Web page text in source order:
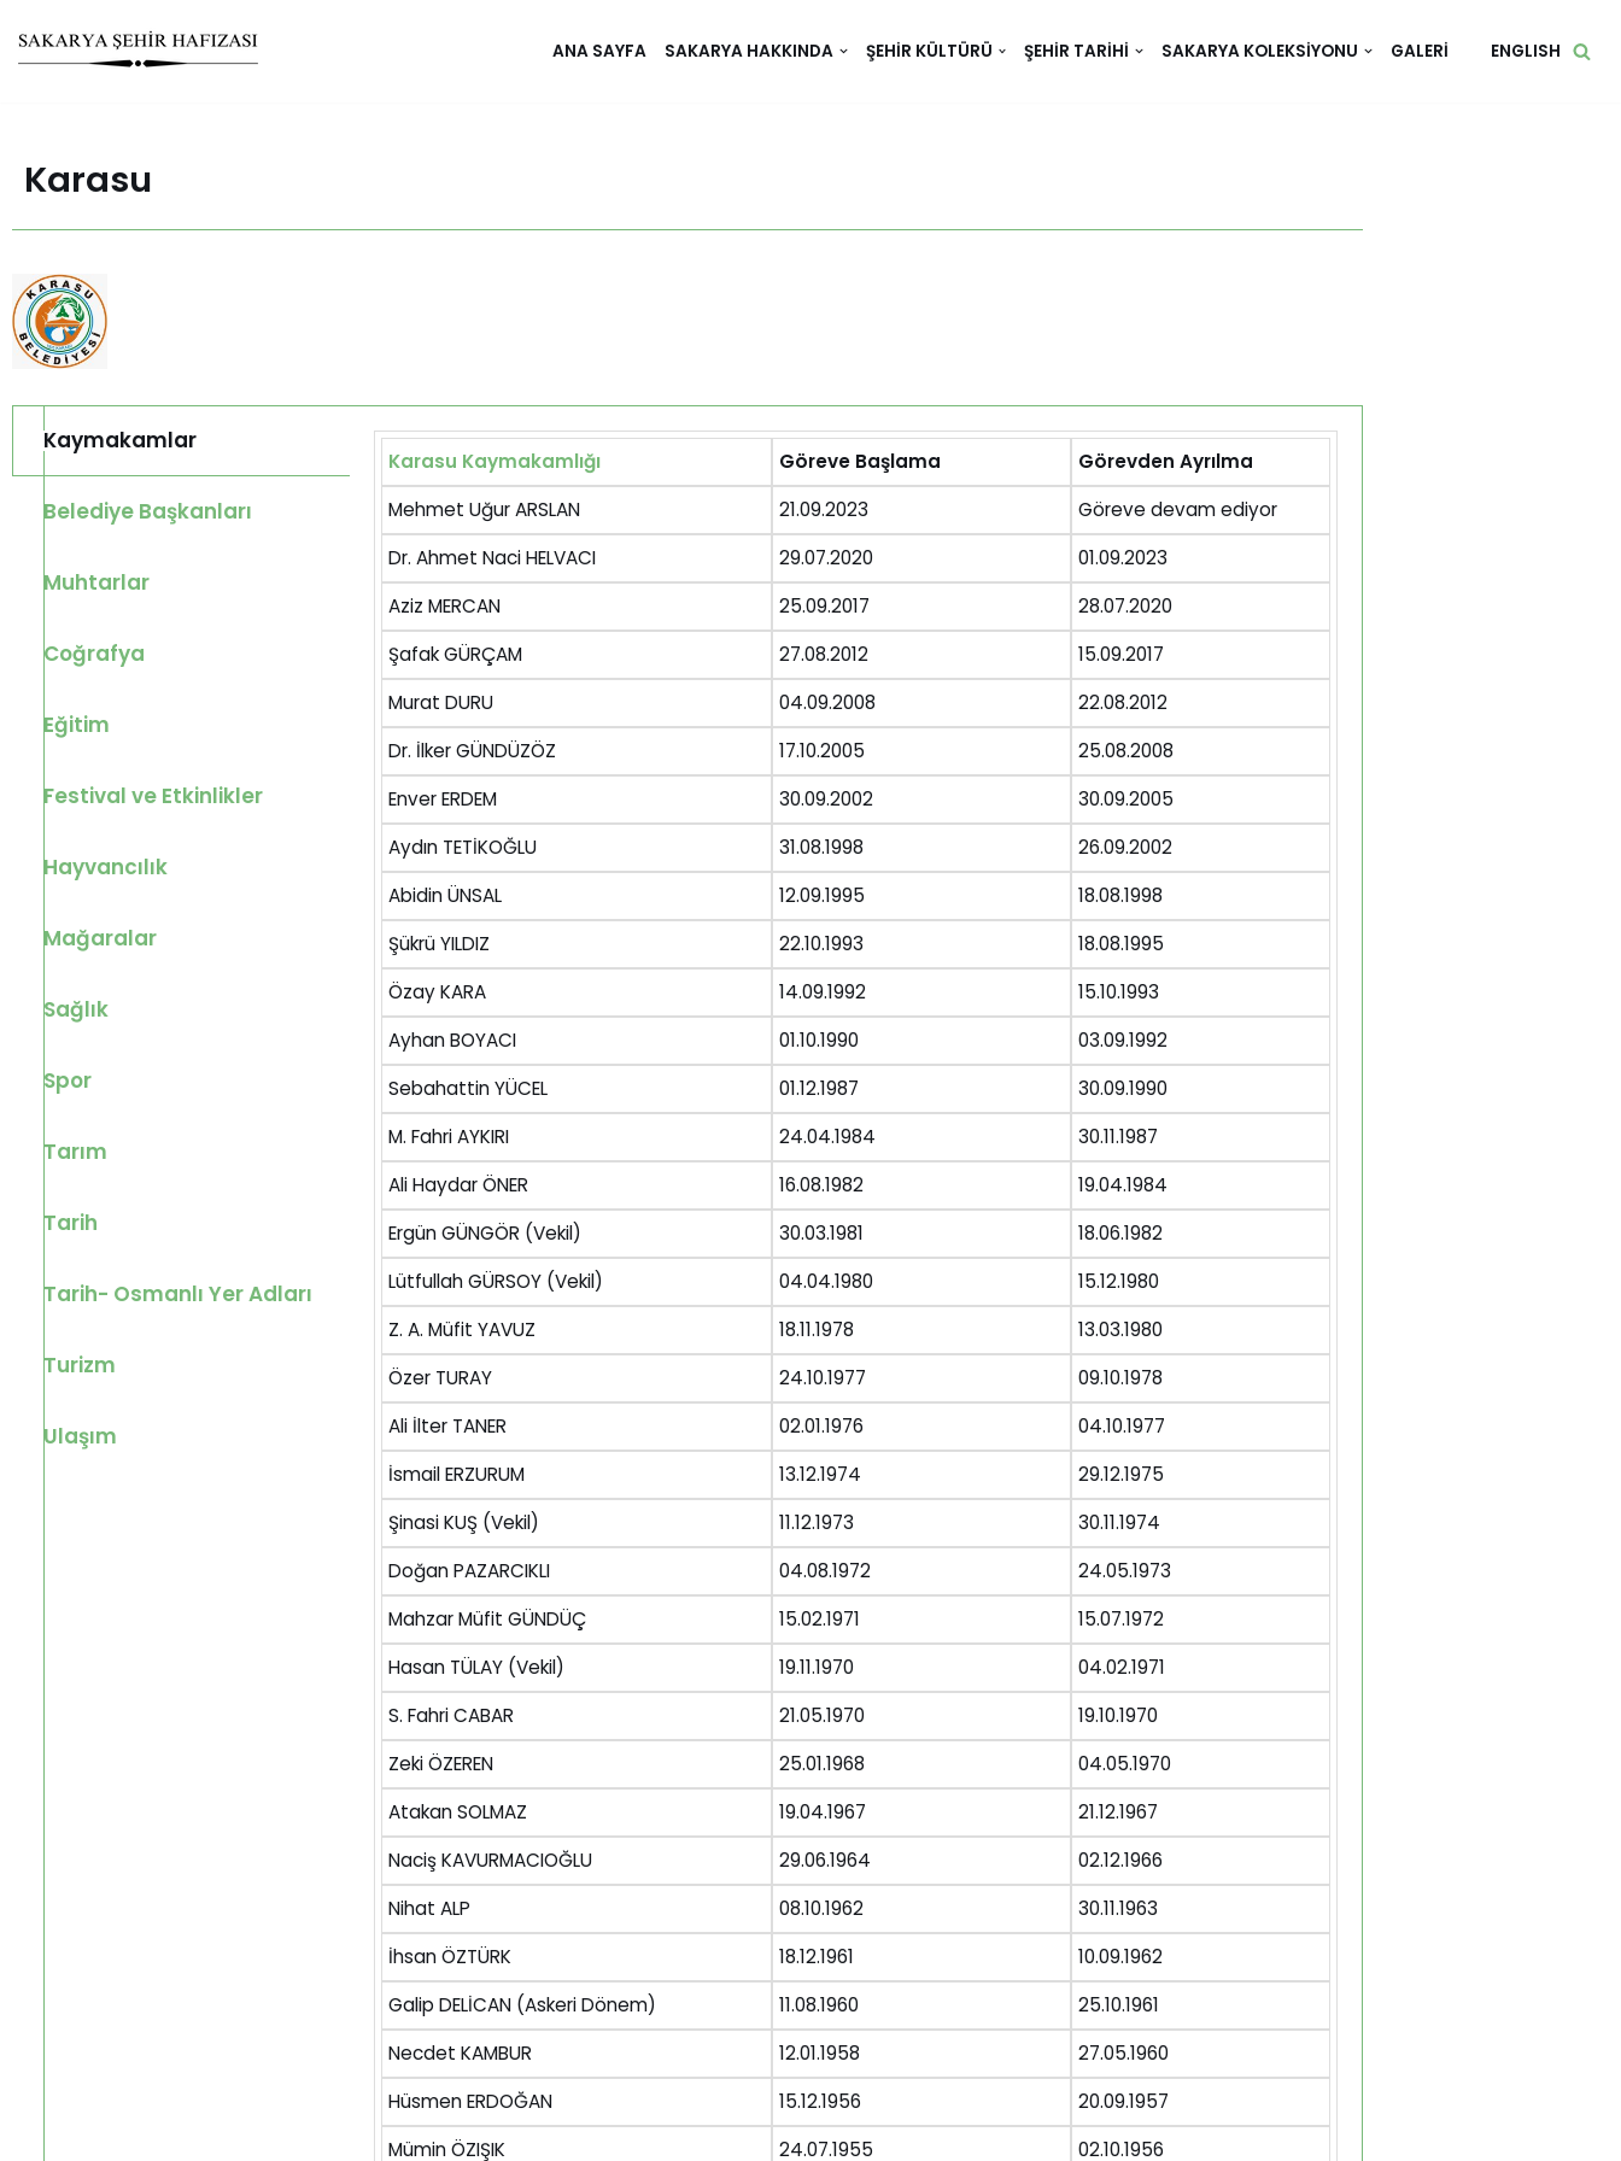
Skip
ANA SAYFA SAKARYA HAKKINDA ŞEHIR KÜLTÜRÜ ŞEHIR TARIHI SAKARYA KOLEKSIYONU GALERI ENGLISH
Karasu
Kaymakamlar
Belediye Başkanları
Muhtarlar
Coğrafya
Eğitim
Festival ve Etkinlikler
Hayvancılık
Mağaralar
Sağlık
Spor
Tarım
Tarih
Tarih- Osmanlı Yer Adları
Turizm
Ulaşım
Karasu Kaymakamlığı Göreve Başlama
Görevden Ayrılma
Mehmet Uğur ARSLAN
21.09.2023
Göreve devam ediyor
Dr. Ahmet Naci HELVACI
29.07.2020
01.09.2023
Aziz MERCAN
25.09.2017
28.07.2020
Şafak GÜRÇAM
27.08.2012
15.09.2017
Murat DURU
04.09.2008
22.08.2012
Dr. İlker GÜNDÜZÖZ
17.10.2005
25.08.2008
Enver ERDEM
30.09.2002
30.09.2005
Aydın TETİKOĞLU
31.08.1998
26.09.2002
Abidin ÜNSAL
12.09.1995
18.08.1998
Şükrü YILDIZ
22.10.1993
18.08.1995
Özay KARA
14.09.1992
15.10.1993
Ayhan BOYACI
01.10.1990
03.09.1992
Sebahattin YÜCEL
01.12.1987
30.09.1990
M. Fahri AYKIRI
24.04.1984
30.11.1987
Ali Haydar ÖNER
16.08.1982
19.04.1984
Ergün GÜNGÖR (Vekil)
30.03.1981
18.06.1982
Lütfullah GÜRSOY (Vekil)
04.04.1980
15.12.1980
Z. A. Müfit YAVUZ
18.11.1978
13.03.1980
Özer TURAY
24.10.1977
09.10.1978
Ali İlter TANER
02.01.1976
04.10.1977
İsmail ERZURUM
13.12.1974
29.12.1975
Şinasi KUŞ (Vekil)
11.12.1973
30.11.1974
Doğan PAZARCIKLI
04.08.1972
24.05.1973
Mahzar Müfit GÜNDÜÇ
15.02.1971
15.07.1972
Hasan TÜLAY (Vekil)
19.11.1970
04.02.1971
S. Fahri CABAR
21.05.1970
19.10.1970
Zeki ÖZEREN
25.01.1968
04.05.1970
Atakan SOLMAZ
19.04.1967
21.12.1967
Naciş KAVURMACIOĞLU
29.06.1964
02.12.1966
Nihat ALP
08.10.1962
30.11.1963
İhsan ÖZTÜRK
18.12.1961
10.09.1962
Galip DELİCAN (Askeri Dönem)
11.08.1960
25.10.1961
Necdet KAMBUR
12.01.1958
27.05.1960
Hüsmen ERDOĞAN
15.12.1956
20.09.1957
Mümin ÖZIŞIK
24.07.1955 02.10.1956